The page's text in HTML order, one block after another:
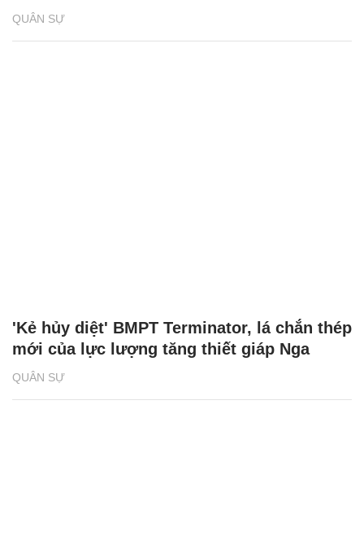
QUÂN SỰ
QUÂN SỰ
'Kẻ hủy diệt' BMPT Terminator, lá chắn thép
mới của lực lượng tăng thiết giáp Nga